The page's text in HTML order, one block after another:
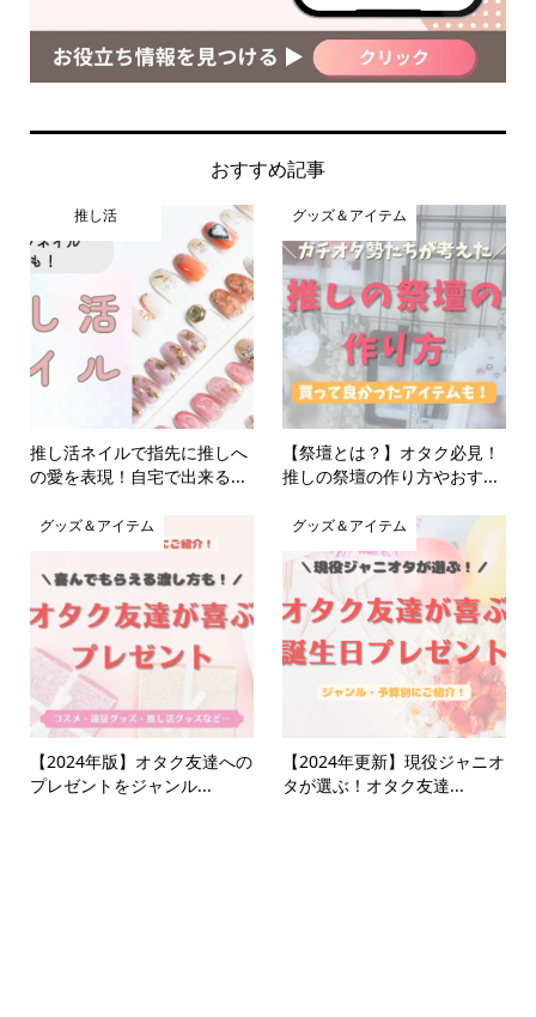
おすすめ記事
推し活
推し活ネイルで指先に推しへ
の愛を表現！自宅で出来る...
グッズ＆アイテム
【祭壇とは？】オタク必見！
推しの祭壇の作り方やおす...
グッズ＆アイテム
【2024年版】オタク友達への
プレゼントをジャンル...
グッズ＆アイテム
【2024年更新】現役ジャニオ
タが選ぶ！オタク友達...